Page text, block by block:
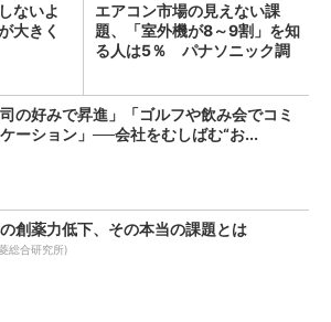
ないよ
大きく
エアコン市場の見えない課
題、「室外機が8～9割」を知
る人は5％ パナソニック調
司の好みで昇進」「ゴルフや飲み会でコミ
ーション」──会社をむしばむ“お...
創薬力低下、その本当の課題とは
総合研究所)